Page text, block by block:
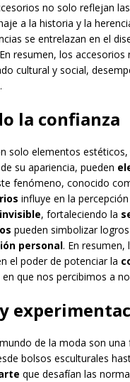
no solo reflejan
a la historia y la
se entrelazan en el
resumen, los
cultural y social,
la confianza
solo elementos
su apariencia, pueden
fenómeno, conocido
influye en la
, fortaleciendo la
pueden simbolizar
personal. En resumen,
el poder de potenciar la
que nos percibimos a
de la moda son
bolsos esculturales
que desafían las